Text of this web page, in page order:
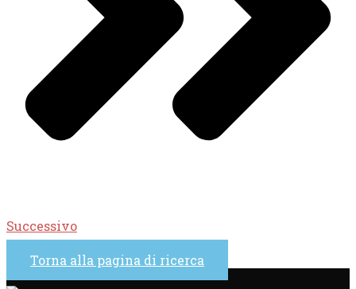
Successivo
Torna alla pagina di ricerca